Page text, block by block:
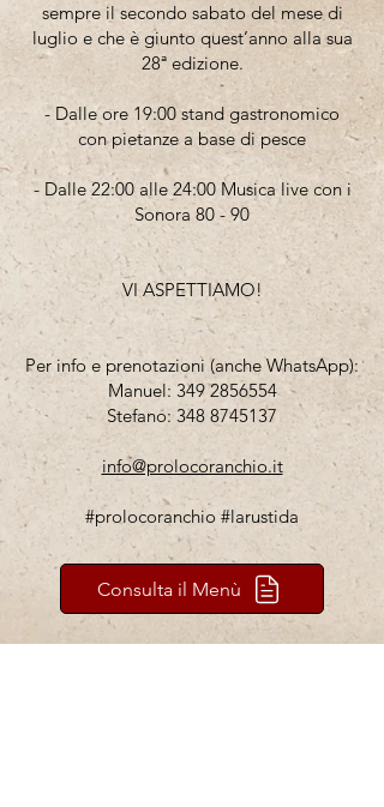
sempre il secondo sabato del mese di
luglio e che è giunto quest’anno alla sua
28ª edizione.
- Dalle ore 19:00 stand gastronomico
con pietanze a base di pesce
- Dalle 22:00 alle 24:00 Musica live con i
Sonora 80 - 90
VI ASPETTIAMO!
Per info e prenotazioni (anche WhatsApp):
Manuel: 349 2856554
Stefano: 348 8745137
info@prolocoranchio.it
#prolocoranchio #larustida
Consulta il Menù